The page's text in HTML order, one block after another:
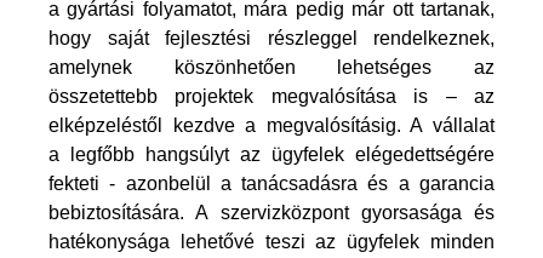
a gyártási folyamatot, mára pedig már ott tartanak,
hogy saját fejlesztési részleggel rendelkeznek,
amelynek köszönhetően lehetséges az
összetettebb projektek megvalósítása is – az
elképzeléstől kezdve a megvalósításig. A vállalat
a legfőbb hangsúlyt az ügyfelek elégedettségére
fekteti - azonbelül a tanácsadásra és a garancia
bebiztosítására. A szervizközpont gyorsasága és
hatékonysága lehetővé teszi az ügyfelek minden